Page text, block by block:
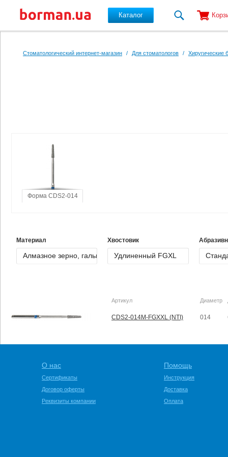
Каталог
Стоматологический интернет-магазин / Для стоматологов / Хиругические
Форма CDS2-014
Материал Хвостовик
Артикул Диаметр
CDS2-014M-FGXXL (NTI) 014
О нас
Сертификаты
Договор оферты
Реквизиты компании
Помощь
Инструкция
Доставка
Оплата